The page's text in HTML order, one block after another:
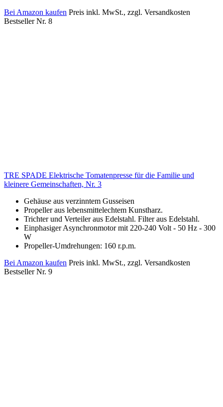
Bei Amazon kaufen Preis inkl. MwSt., zzgl. Versandkosten
Bestseller Nr. 8
TRE SPADE Elektrische Tomatenpresse für die Familie und
kleinere Gemeinschaften, Nr. 3
Gehäuse aus verzinntem Gusseisen
Propeller aus lebensmittelechtem Kunstharz.
Trichter und Verteiler aus Edelstahl. Filter aus Edelstahl.
Einphasiger Asynchronmotor mit 220-240 Volt - 50 Hz - 300
W
Propeller-Umdrehungen: 160 r.p.m.
Bei Amazon kaufen Preis inkl. MwSt., zzgl. Versandkosten
Bestseller Nr. 9